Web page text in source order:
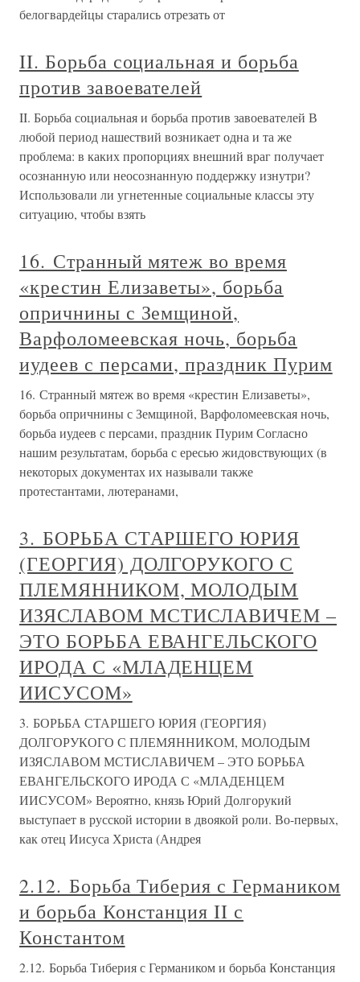
белогвардейцы старались отрезать от
II. Борьба социальная и борьба
против завоевателей
II. Борьба социальная и борьба против завоевателей В
любой период нашествий возникает одна и та же
проблема: в каких пропорциях внешний враг получает
осознанную или неосознанную поддержку изнутри?
Использовали ли угнетенные социальные классы эту
ситуацию, чтобы взять
16. Странный мятеж во время
«крестин Елизаветы», борьба
опричнины с Земщиной,
Варфоломеевская ночь, борьба
иудеев с персами, праздник Пурим
16. Странный мятеж во время «крестин Елизаветы»,
борьба опричнины с Земщиной, Варфоломеевская ночь,
борьба иудеев с персами, праздник Пурим Согласно
нашим результатам, борьба с ересью жидовствующих (в
некоторых документах их называли также
протестантами, лютеранами,
3. БОРЬБА СТАРШЕГО ЮРИЯ
(ГЕОРГИЯ) ДОЛГОРУКОГО С
ПЛЕМЯННИКОМ, МОЛОДЫМ
ИЗЯСЛАВОМ МСТИСЛАВИЧЕМ –
ЭТО БОРЬБА ЕВАНГЕЛЬСКОГО
ИРОДА С «МЛАДЕНЦЕМ
ИИСУСОМ»
3. БОРЬБА СТАРШЕГО ЮРИЯ (ГЕОРГИЯ)
ДОЛГОРУКОГО С ПЛЕМЯННИКОМ, МОЛОДЫМ
ИЗЯСЛАВОМ МСТИСЛАВИЧЕМ – ЭТО БОРЬБА
ЕВАНГЕЛЬСКОГО ИРОДА С «МЛАДЕНЦЕМ
ИИСУСОМ» Вероятно, князь Юрий Долгорукий
выступает в русской истории в двоякой роли. Во-первых,
как отец Иисуса Христа (Андрея
2.12. Борьба Тиберия с Германиком
и борьба Констанция II с
Константом
2.12. Борьба Тиберия с Германиком и борьба Констанция